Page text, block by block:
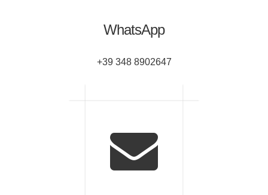
WhatsApp
+39 348 8902647